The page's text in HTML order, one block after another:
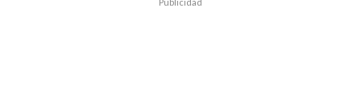
Publicidad